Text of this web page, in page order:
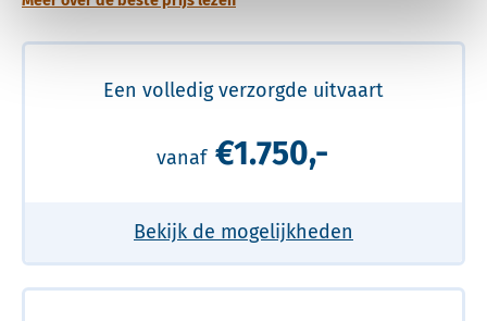
Een volledig verzorgde uitvaart
vanaf €1.750,-
Bekijk de mogelijkheden